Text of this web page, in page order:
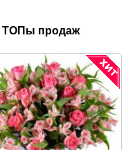
ТОПы продаж